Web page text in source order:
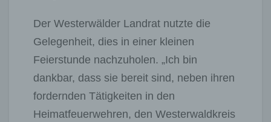
Der Westerwälder Landrat nutzte die
Gelegenheit, dies in einer kleinen
Feierstunde nachzuholen. „Ich bin
dankbar, dass sie bereit sind, neben ihren
fordernden Tätigkeiten in den
Heimatfeuerwehren, den Westerwaldkreis